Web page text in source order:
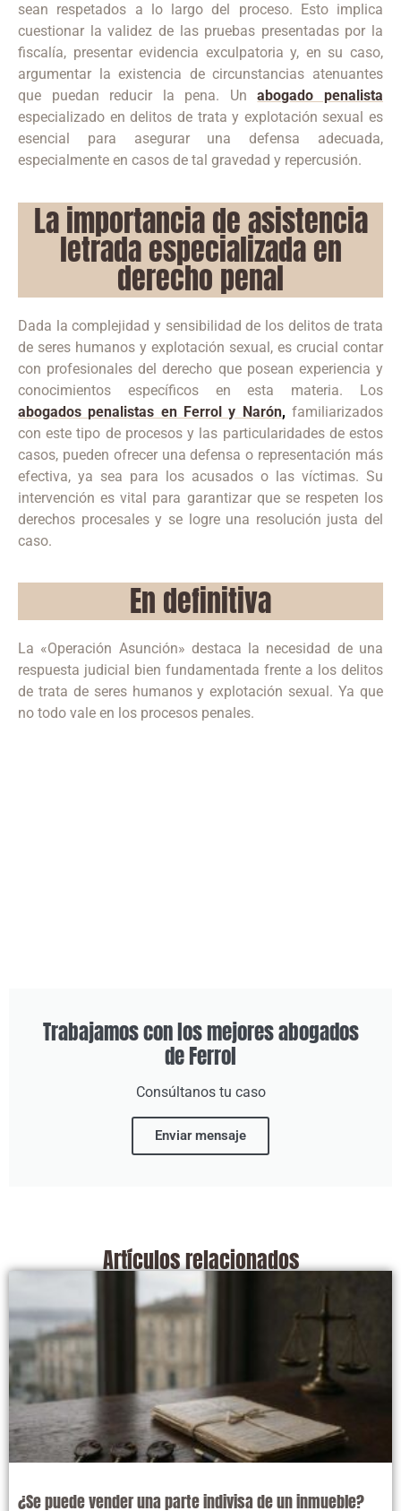
sean respetados a lo largo del proceso.
Esto implica
cuestionar la validez de las pruebas presentadas por la
fiscalía, presentar evidencia exculpatoria y, en su caso,
argumentar la existencia de circunstancias atenuantes
que puedan reducir la pena.
Unabogado penalista
especializado en delitos de trata y explotación sexual es
esencial para asegurar una defensa adecuada,
especialmente en casos de tal gravedad y repercusión.
La importancia de asistencia
letrada especializada en
derecho penal
Dada la complejidad y sensibilidad de los delitos de trata
de seres humanos y explotación sexual, es crucial contar
con profesionales del derecho que posean experiencia y
conocimientos específicos en esta materia.
Los
abogados penalistas en Ferrol y Narón, familiarizados
con este tipo de procesos y las particularidades de estos
casos, pueden ofrecer una defensa o representación más
efectiva, ya sea para los acusados o las víctimas. Su
intervención es vital para garantizar que se respeten los
derechos procesales y se logre una resolución justa del
caso.
En definitiva
La «Operación Asunción» destaca la necesidad de una
respuesta judicial bien fundamentada frente a los delitos
de trata de seres humanos y explotación sexual. Ya que
no todo vale en los procesos penales.
Trabajamos con los mejores abogados
de Ferrol
Consúltanos tu caso
Enviar mensaje
Artículos relacionados
¿Se puede vender una parte indivisa de un inmueble?